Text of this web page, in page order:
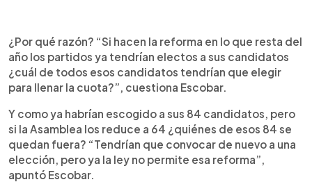
¿Por qué razón? “Si hacen la reforma en lo que resta del
año los partidos ya tendrían electos a sus candidatos
¿cuál de todos esos candidatos tendrían que elegir
para llenar la cuota?”, cuestiona Escobar.
Y como ya habrían escogido a sus 84 candidatos, pero
si la Asamblea los reduce a 64 ¿quiénes de esos 84 se
quedan fuera? “Tendrían que convocar de nuevo a una
elección, pero ya la ley no permite esa reforma”,
apuntó Escobar.